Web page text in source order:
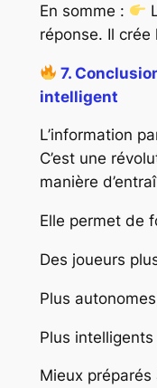
En somme :
réponse. Il crée
7.
intelligent
L’information
C’est une
manière
Elle permet de
Des joueurs
Plus
Plus
Mieux préparés